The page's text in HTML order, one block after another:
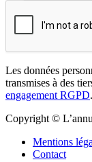
Les données
transmises à des
engagement RGPD.
Copyright ©
Mentions
Contact